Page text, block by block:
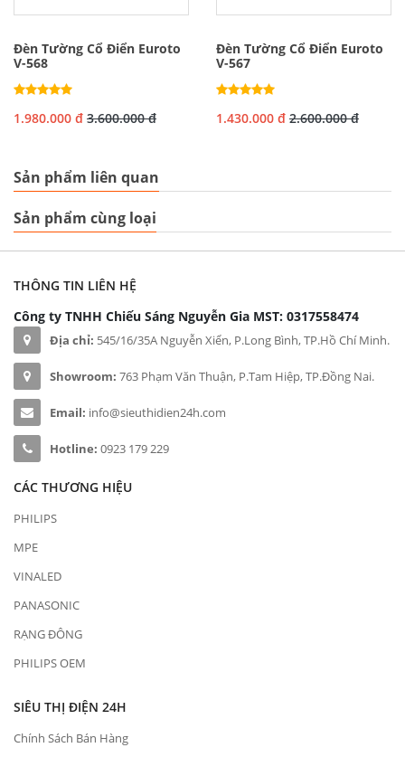
Đèn Tường Cổ Điển Euroto
V-568
1.980.000 đ 3.600.000 đ
Đèn Tường Cổ Điển Euroto
V-567
1.430.000 đ 2.600.000 đ
Sản phẩm liên quan
Sản phẩm cùng loại
THÔNG TIN LIÊN HỆ
Công ty TNHH Chiếu Sáng Nguyễn Gia MST: 0317558474
Địa chỉ: 545/16/35A Nguyễn Xiển, P.Long Bình, TP.Hồ Chí Minh.
Showroom: 763 Phạm Văn Thuận, P.Tam Hiệp, TP.Đồng Nai.
Email: info@sieuthidien24h.com
Hotline: 0923 179 229
CÁC THƯƠNG HIỆU
PHILIPS
MPE
VINALED
PANASONIC
RẠNG ĐÔNG
PHILIPS OEM
SIÊU THỊ ĐIỆN 24H
Chính Sách Bán Hàng